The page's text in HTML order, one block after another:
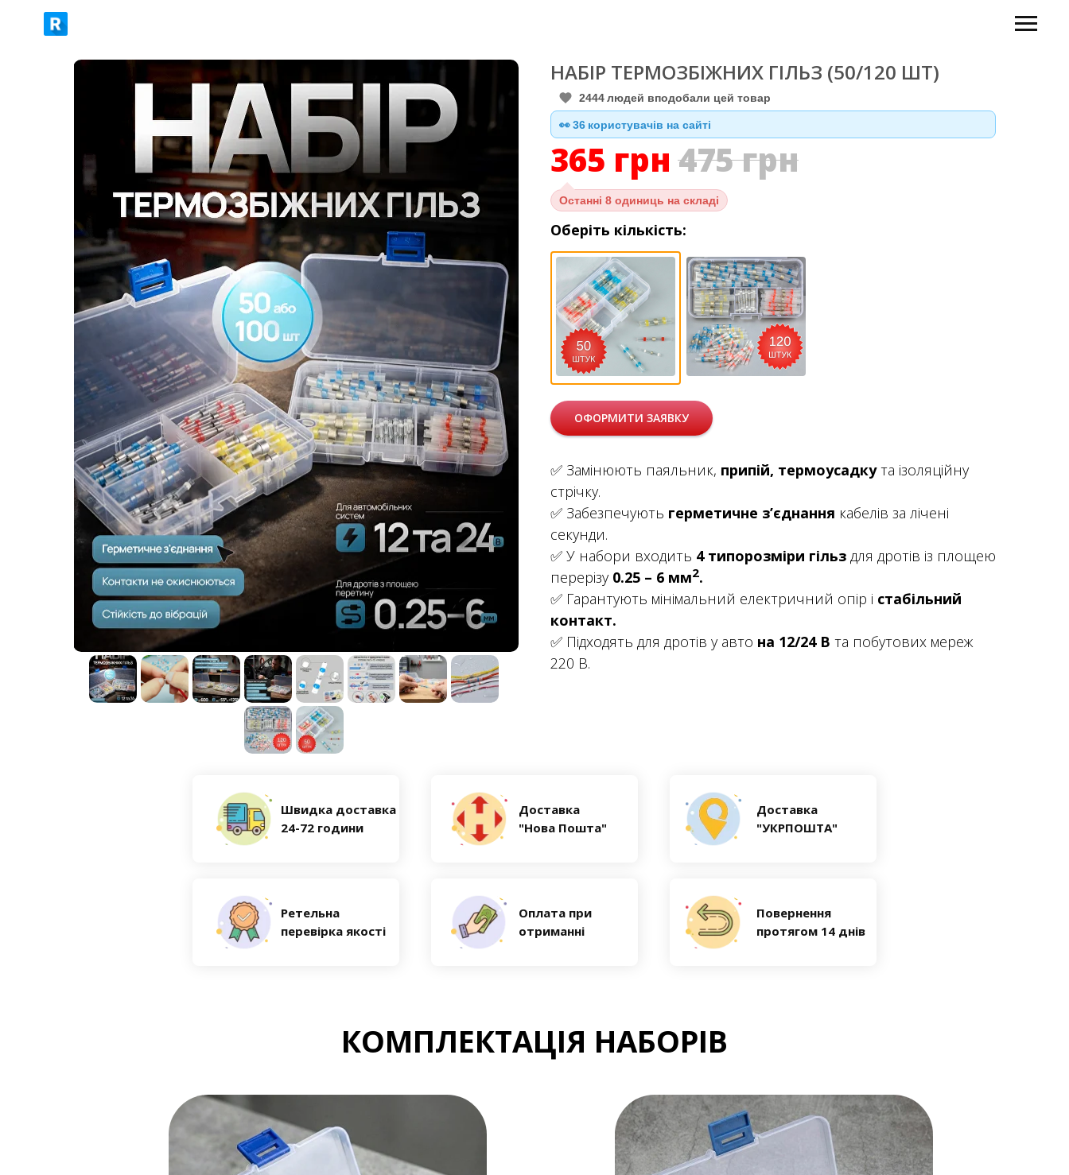
НАБІР ТЕРМОЗБІЖНИХ ГІЛЬЗ (50/120 ШТ)
2444 людей вподобали цей товар
👀36 користувачів на сайті
365 грн 475грн
Останні 8 одиниць на складі
Оберіть кількість:
ОФОРМИТИ ЗАЯВКУ
✅ Замінюють паяльник, припій, термоусадкута ізоляційну
стрічку.
✅ Забезпечують герметичне з’єднання кабелів за лічені
секунди.
✅ У набори входить 4 типорозміри гільз для дротів із площею
перерізу0.25 – 6 мм2.
✅ Гарантують мінімальний електричний опір і стабільний
контакт.
✅ Підходять для дротів у авто на 12/24 В та побутових мереж
220 В.
Оплата при
отриманні
Ретельна
перевірка якості
Швидка доставка
24-72 години
Доставка
"Нова Пошта"
Доставка
"УКРПОШТА"
Повернення
протягом 14 днів
КОМПЛЕКТАЦІЯ НАБОРІВ